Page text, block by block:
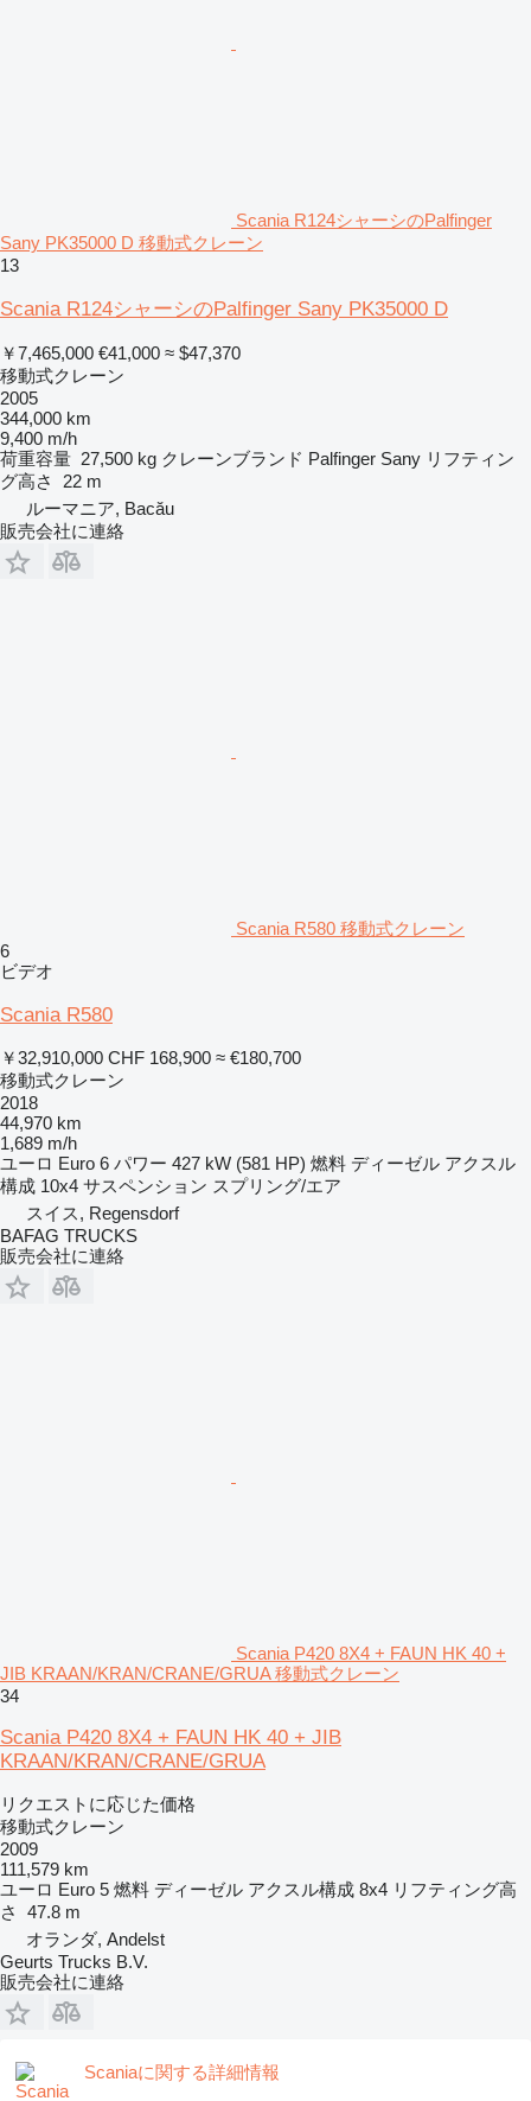
Scania R124シャーシのPalfinger
Sany PK35000 D 移動式クレーン
13
Scania R124シャーシのPalfinger Sany PK35000 D
￥7,465,000 €41,000 ≈ $47,370
移動式クレーン
2005
344,000 km
9,400 m/h
荷重容量 27,500 kg クレーンブランド Palfinger Sany リフティン
グ高さ
22 m
ルーマニア, Bacău
販売会社に連絡
Scania R580 移動式クレーン
6
ビデオ
Scania R580
￥32,910,000 CHF 168,900 ≈ €180,700
移動式クレーン
2018
44,970 km
1,689 m/h
ユーロ Euro 6 パワー 427 kW (581 HP) 燃料 ディーゼル アクスル
構成 10x4 サスペンション スプリング/エア
スイス, Regensdorf
BAFAG TRUCKS
販売会社に連絡
Scania P420 8X4 + FAUN HK 40 +
JIB KRAAN/KRAN/CRANE/GRUA 移動式クレーン
34
Scania P420 8X4 + FAUN HK 40 + JIB
KRAAN/KRAN/CRANE/GRUA
リクエストに応じた価格
移動式クレーン
2009
111,579 km
ユーロ Euro 5 燃料 ディーゼル アクスル構成 8x4 リフティング高
さ
47.8 m
オランダ, Andelst
Geurts Trucks B.V.
販売会社に連絡
Scaniaに関する詳細情報